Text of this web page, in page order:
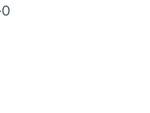
1404 Sofia